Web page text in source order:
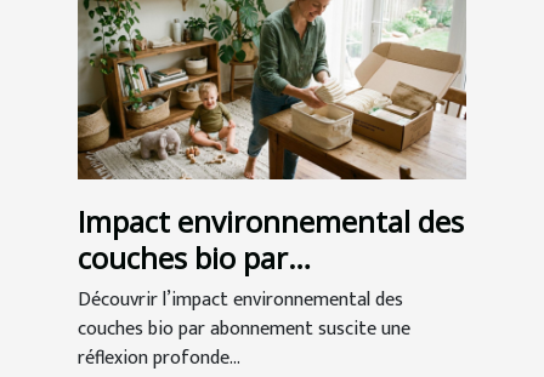
Impact environnemental des
couches bio par
abonnement
Découvrir l’impact environnemental des
couches bio par abonnement suscite une
réflexion profonde...